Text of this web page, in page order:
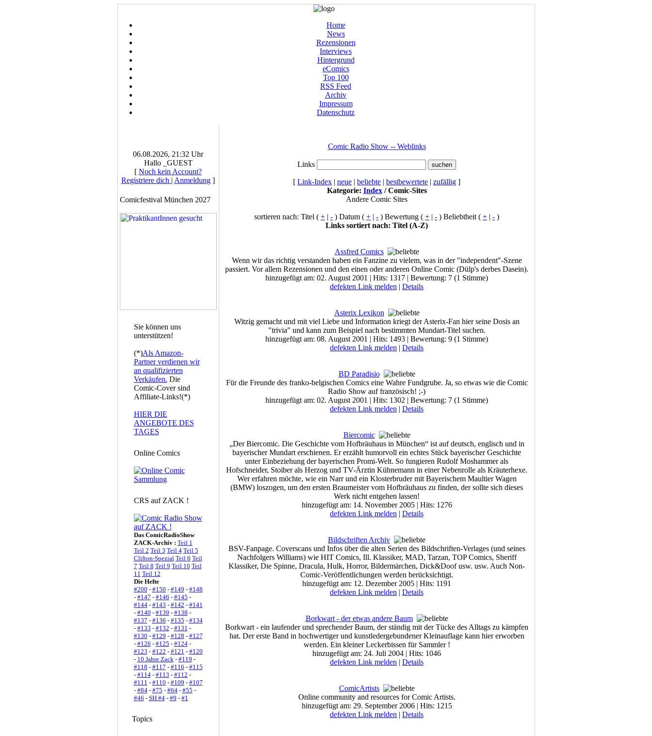
Home
News
Rezensionen
Interviews
Hintergrund
eComics
Top 100
RSS Feed
Archiv
Impressum
Datenschutz
06.08.2026, 21:32 Uhr
Hallo _GUEST
[ Noch kein Account?
Registriere dich | Anmeldung ]
Comicfestival München 2027
Sie können uns
unterstützen!
(*)Als Amazon-
Partner verdienen wir
an qualifizierten
Verkäufen. Die
Comic-Cover sind
Affiliate-Links!(*)
HIER DIE
ANGEBOTE DES
TAGES
Online Comics
CRS auf ZACK !
Das ComicRadioShow
ZACK-Archiv : Teil 1
Teil 2 Teil 3 Teil 4 Teil 5
Clifton-Spezial Teil 6 Teil
7 Teil 8 Teil 9 Teil 10 Teil
11 Teil 12
Die Hefte
#200 - #150 - #149 - #148
- #147 - #146 - #145 -
#144- #143 - #142 - #141
- #140 - #139 - #138 -
#137 - #136 - #135 - #134
- #133 - #132 - #131 -
#130 - #129 - #128 - #127
- #126 - #125 - #124-
#123 - #122 - #121 - #120
- 10 Jahre Zack- #119 -
#118 - #117 - #116 - #115
- #114- #113 - #112 -
#111 - #110 - #109 - #107
- #84- #75 - #64- #55 -
#46 - SH #4- #9 - #1
Topics
Comic Radio Show -- Weblinks
Links
[ Link-Index | neue | beliebte | bestbewertete | zufällig ]
Kategorie: Index/ Comic-Sites
Andere Comic Sites
sortieren nach: Titel ( + | - ) Datum ( + | - ) Bewertung ( + | - ) Beliebtheit ( + | - )
Links sortiert nach: Titel (A-Z)
Assfred Comics
Wenn wir das richtig verstanden haben ein Fanzine zu vielem, was in der "independent"-Szene
passiert. Vor allem Rezensionen und den einen oder anderen Online Comic (Dülp's derbes Dasein).
hinzugefügt am: 02. August 2001 | Hits: 1317 | Bewertung: 7 (1 Stimme)
defekten Link melden | Details
Asterix Lexikon
Witzig gemacht und mit viel Liebe und Information kriegt der Asterix-Fan hier seine Dosis an
"trivia" und kann zum Beispiel nach bestimmten Mundart-Titel suchen.
hinzugefügt am: 08. August 2001 | Hits: 1493 | Bewertung: 9 (1 Stimme)
defekten Link melden | Details
BD Paradisio
Für die Freunde des franko-belgischen Comics eine Wahre Fundgrube. Ja, so etwas wie die Comic
Radio Show auf französisch! ;-)
hinzugefügt am: 02. August 2001 | Hits: 1302 | Bewertung: 7 (1 Stimme)
defekten Link melden | Details
Biercomic
„Der Biercomic. Die Geschichte vom Hofbräuhaus in München“ ist auf deutsch, englisch und in
bayerischer Mundart erschienen. Er erzählt humorvoll ein echtes Stück bayerischer Geschichte
unter Einbeziehung der bayerischen Promi-Welt. So fungieren Rudolf Moshammer als
Hofschneider, Stoiber als Herzog und TV-Ärztin Kühnemann in einer Nebenrolle als Kräuterhexe.
Wer erfahren möchte, wie ein Narr und ein Klosterbruder mit Bayerischem Maultier Wagen
(BMW) loszogen, um den ersten Braumeister vom Hofbräuhaus zu finden, der sollte sich dieses
Werk nicht entgehen lassen!
hinzugefügt am: 14. November 2005 | Hits: 1276
defekten Link melden | Details
Bildschriften Archiv
BSV-Fanpage. Coverscans und Infos über die alten Serien des Bildschriften-Verlages (und seines
Nachfolgers Williams) wie HIT Comics, Ill. Klassiker, MAD, Tarzan, TOP Comics, Sheriff
Klassiker, Die Spinne, Dracula, Hulk, Horror, Bildermärchen, Dick&Doof usw. usw. Auch Non-
Comic-Veröffentlichungen werden berücksichtigt.
hinzugefügt am: 12. Dezember 2005 | Hits: 1191
defekten Link melden | Details
Borkwart - der etwas andere Baum
Borkwart - ein laufender und sprechender Baum, der ständig mit der Tücke des Alltags zu kämpfen
hat. Der erste Band in hochwertiger und kunstledergebundener Kleinauflage kann hier erworben
werden. Ein kleiner Leckerbissen für Sammler !
hinzugefügt am: 24. Juli 2004 | Hits: 1046
defekten Link melden | Details
ComicArtists
Online community and resources for Comic Artists.
hinzugefügt am: 29. September 2006 | Hits: 1215
defekten Link melden | Details